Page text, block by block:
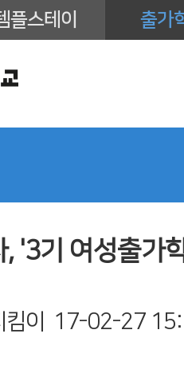
플스테이 출가
, '3기 여성출가
이
17-02-27